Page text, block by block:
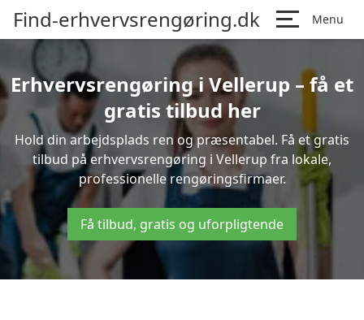
Find-erhvervsrengøring.dk Menu
Erhvervsrengøring i Vellerup – få et
gratis tilbud her
Hold din arbejdsplads ren og præsentabel. Få et gratis
tilbud på erhvervsrengøring i Vellerup fra lokale,
professionelle rengøringsfirmaer.
Få tilbud, gratis og uforpligtende